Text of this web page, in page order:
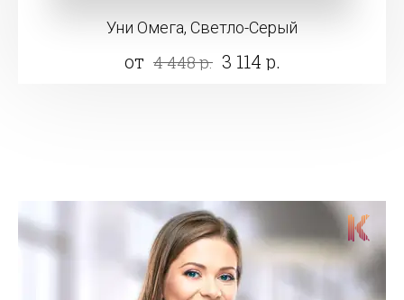
Уни Омега, Светло-Серый
от 4 448 р. 3 114 р.